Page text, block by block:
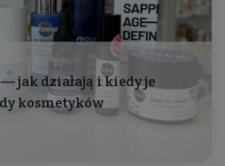
jak działają i kiedy je
kosmetyków